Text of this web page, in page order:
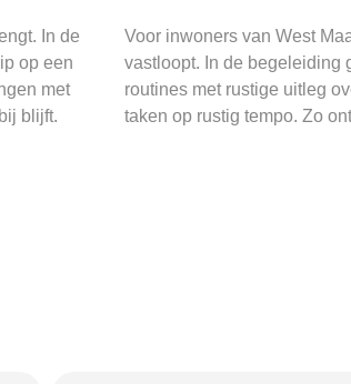
In de
op een
met
blijft.
Voor inwoners van West
vastloopt. In de begeleiding
routines met rustige uitleg
taken op rustig tempo. Zo